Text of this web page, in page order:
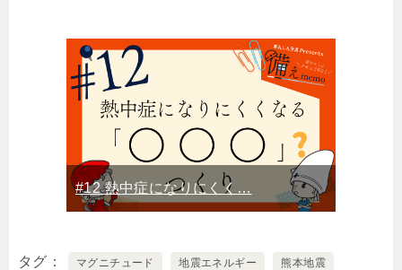
#12 熱中症になりにくく…
タグ マグニチュード 地震エネルギー 熊本地震